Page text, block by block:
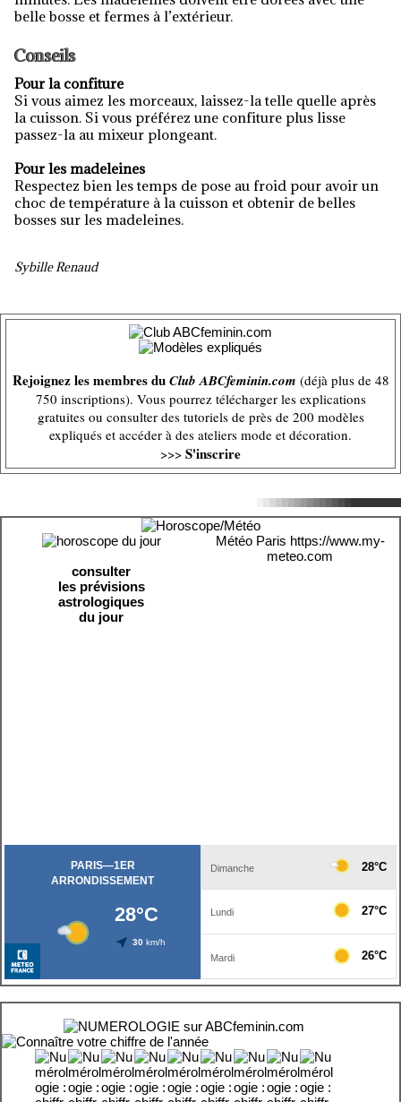
belle bosse et fermes à l’extérieur.
Conseils
Pour la confiture
Si vous aimez les morceaux, laissez-la telle quelle après
la cuisson. Si vous préférez une confiture plus lisse
passez-la au mixeur plongeant.
Pour les madeleines
Respectez bien les temps de pose au froid pour avoir un
choc de température à la cuisson et obtenir de belles
bosses sur les madeleines.
Sybille Renaud
Rejoignez les membres duClub ABCfeminin.com (déjà plus de 48
750 inscriptions). Vous pourrez télécharger les explications
gratuites ou consulter des tutoriels de près de 200 modèles
expliqués et accéder à des ateliers mode et décoration.
>>> S'inscrire
consulter
les prévisions
astrologiques
du jour
Météo Paris https://www.my-
meteo.com